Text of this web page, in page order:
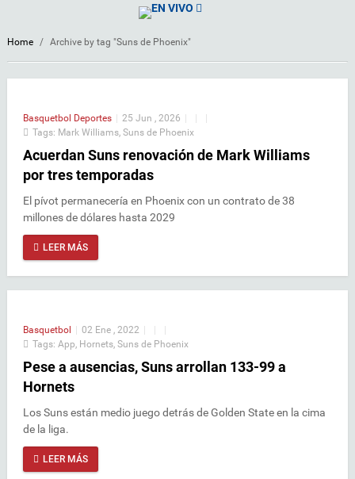
EN VIVO
Home / Archive by tag "Suns de Phoenix"
Basquetbol Deportes | 25 Jun , 2026 | |
|
Tags: Mark Williams Suns de Phoenix
Acuerdan Suns renovación de Mark Williams
por tres temporadas
El pívot permanecería en Phoenix con un contrato de 38
millones de dólares hasta 2029
LEER MÁS
Basquetbol | 02 Ene , 2022 | |
|
Tags: App Hornets Suns de Phoenix
Pese a ausencias, Suns arrollan 133-99 a
Hornets
Los Suns están medio juego detrás de Golden State en la cima
de la liga.
LEER MÁS